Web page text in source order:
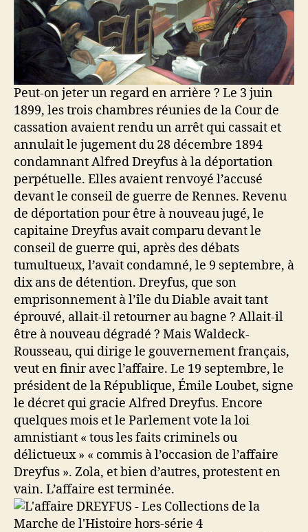
Peut-on jeter un regard en arrière ? Le 3 juin
1899, les trois chambres réunies de la Cour de
cassation avaient rendu un arrêt qui cassait et
annulait le jugement du 28 décembre 1894
condamnant Alfred Dreyfus à la déportation
perpétuelle. Elles avaient renvoyé l’accusé
devant le conseil de guerre de Rennes. Revenu
de déportation pour être à nouveau jugé, le
capitaine Dreyfus avait comparu devant le
conseil de guerre qui, après des débats
tumultueux, l’avait condamné, le 9 septembre, à
dix ans de détention. Dreyfus, que son
emprisonnement à l’île du Diable avait tant
éprouvé, allait-il retourner au bagne ? Allait-il
être à nouveau dégradé ? Mais Waldeck-
Rousseau, qui dirige le gouvernement français,
veut en finir avec l’affaire. Le 19 septembre, le
président de la République, Émile Loubet, signe
le décret qui gracie Alfred Dreyfus. Encore
quelques mois et le Parlement vote la loi
amnistiant « tous les faits criminels ou
délictueux » « commis à l’occasion de l’affaire
Dreyfus ». Zola, et bien d’autres, protestent en
vain. L’affaire est terminée.